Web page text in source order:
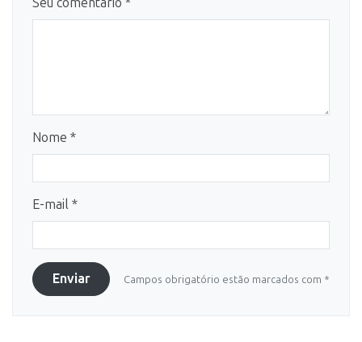
Nome *
E-mail *
Enviar Campos obrigatório estão marcados com *